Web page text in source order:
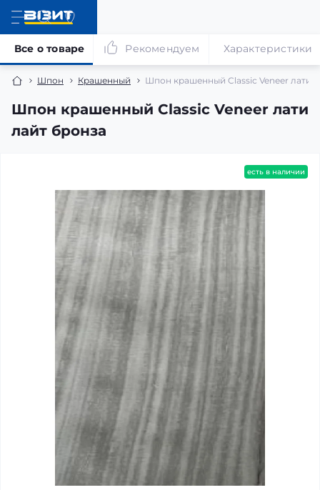
Шпон Крашенный Шпон крашенный Classic Veneer лати
Шпон крашенный Classic Veneer лати
лайт бронза
Все о товаре Рекомендуем Характеристики
есть в наличии